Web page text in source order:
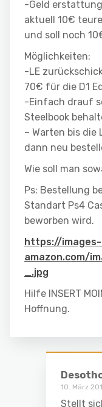
-Geld
aktuell 10€
und soll noch
Möglichkeiten:
-LE
70€ für die D1
-Einfach drauf
Steelbook
– Warten bis die
dann neu
Wie soll man
Ps: Bestellung
Standart Ps4
beworben wird.
https://
amazon.com/
_.jpg
Hilfe INSERT
Hoffnung.
10. März
Stellt